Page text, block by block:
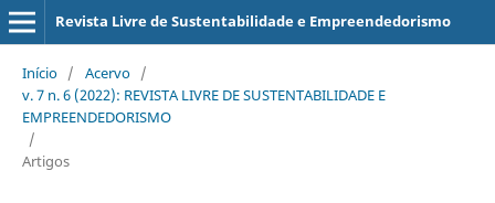
Revista Livre de Sustentabilidade e Empreendedorismo
Início / Acervo /
v. 7 n. 6 (2022): REVISTA LIVRE DE SUSTENTABILIDADE E
EMPREENDEDORISMO
/
Artigos